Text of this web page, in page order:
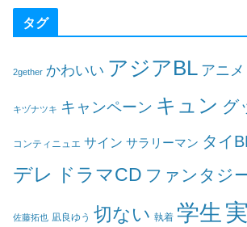
タグ
2gether かわいい アジアBL アニメ
キヅナツキ キャンペーン キュン グ
コンティニュエ サイン サラリーマン タイ
デレ
ドラマCD ファンタジ
佐藤拓也 凪良ゆう 切ない 執着 学生